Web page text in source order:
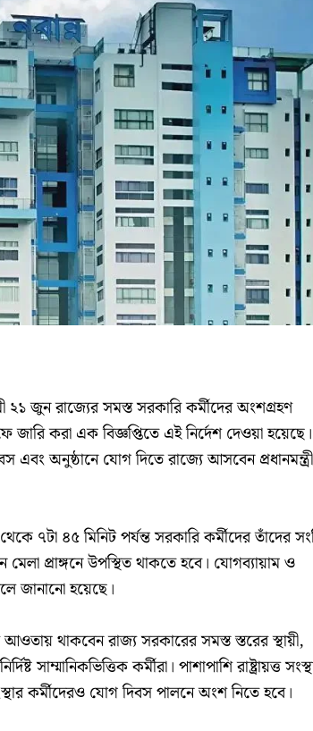
জুন রাজ্যের সমস্ত সরকারি কর্মীদের অংশগ্রহণ
করা এক বিজ্ঞপ্তিতে এই নির্দেশ দেওয়া হয়েছে।
এবং অনুষ্ঠানে যোগ দিতে রাজ্যে আসবেন প্রধানমন্ত্রী
৭টা ৪৫ মিনিট পর্যন্ত সরকারি কর্মীদের তাঁদের
প্রাঙ্গনে উপস্থিত থাকতে হবে। যোগব্যায়াম ও
জানানো হয়েছে।
আওতায় থাকবেন রাজ্য সরকারের সমস্ত স্তরের স্থায়ী,
সাম্মানিকভিত্তিক কর্মীরা। পাশাপাশি রাষ্ট্রায়ত্ত
কর্মীদেরও যোগ দিবস পালনে অংশ নিতে হবে।